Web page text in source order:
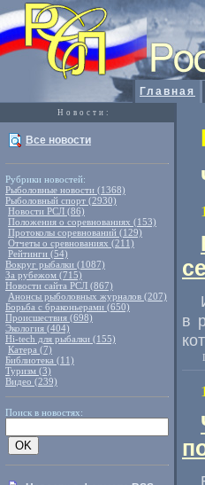
Главная
Новости:
Все новости
Рубрики новостей:
Рыболовные новости (1368)
Рыболовный спорт (2930)
Новости РСЛ (86)
Положения о соревнованиях (153)
Протоколы соревнований (129)
Отчеты о сревнованиях (211)
Рейтинги (54)
Вокруг рыбалки (1087)
За рубежом (715)
Новости сайта РСЛ (867)
Анонсы рыболовных журналов (207)
Борьба с браконьерами (650)
Происшествия (698)
Экология (404)
Hi-tech для рыбалки (155)
Катера (7)
Библиотека (11)
Туризм (3)
Видео (239)
Поиск в новостях:
в